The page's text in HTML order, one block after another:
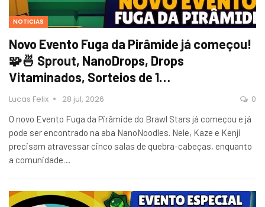
NOTICIAS
Novo Evento Fuga da Pirâmide já começou!
🧩🍜 Sprout, NanoDrops, Drops
Vitaminados, Sorteios de 1…
Lucas Felix 28 jul, 2026 0
O novo Evento Fuga da Pirâmide do Brawl Stars já começou e já
pode ser encontrado na aba NanoNoodles. Nele, Kaze e Kenji
precisam atravessar cinco salas de quebra-cabeças, enquanto
a comunidade…